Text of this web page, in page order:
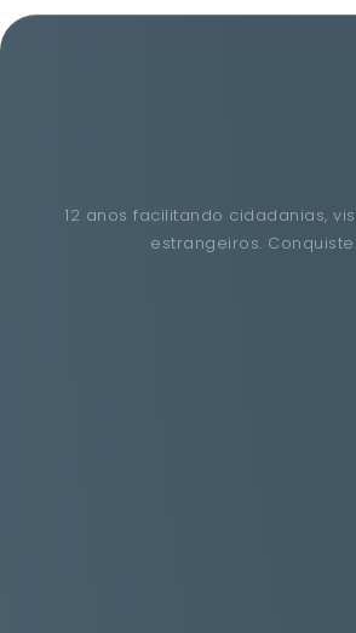
12 anos facilitando cidadanias,
estrangeiros.